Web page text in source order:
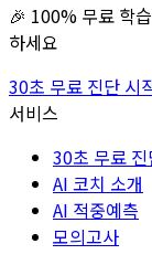
🎉 100% 무료 학
하세요
30초 무료 진단 시
서비스
30초 무료
AI 코치 소개
AI 적중예측
모의고사